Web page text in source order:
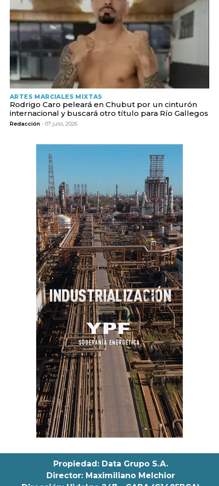
ARTES MARCIALES MIXTAS
Rodrigo Caro peleará en Chubut por un cinturón
internacional y buscará otro título para Río Gallegos
Redacción - 07 julio, 2026
Propiedad: Data Grupo S.A.
Director: Maximiliano Melchior